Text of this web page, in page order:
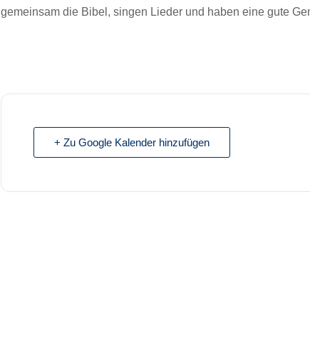
gemeinsam die Bibel, singen Lieder und haben eine gute
+ Zu Google Kalender hinzufügen